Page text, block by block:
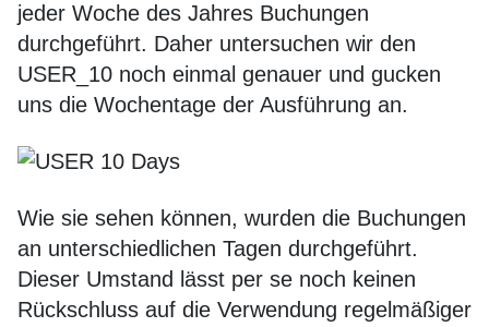
jeder Woche des Jahres Buchungen
durchgeführt. Daher untersuchen wir den
USER_10 noch einmal genauer und gucken
uns die Wochentage der Ausführung an.
Wie sie sehen können, wurden die Buchungen
an unterschiedlichen Tagen durchgeführt.
Dieser Umstand lässt per se noch keinen
Rückschluss auf die Verwendung regelmäßiger